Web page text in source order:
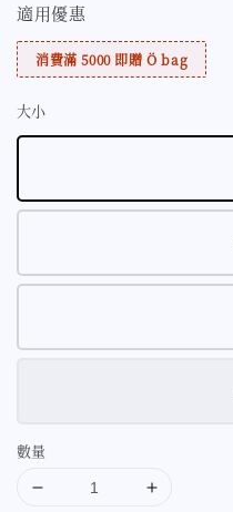
適用優惠
消費滿 5000 即贈 Ö bag
大小
數量